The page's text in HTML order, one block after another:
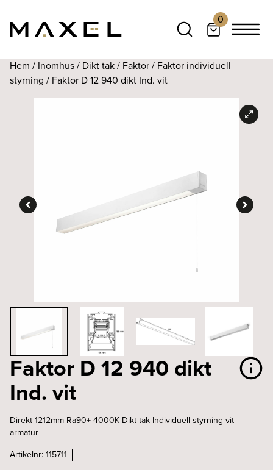
0
Hem / Inomhus/ Dikt tak/ Faktor/ Faktor individuell
styrning / Faktor D 12 940 dikt Ind. vit
Faktor D 12 940 dikt
Ind. vit
Direkt 1212mm Ra90+ 4000K Dikt tak Individuell styrning vit
armatur
Artikelnr:115711